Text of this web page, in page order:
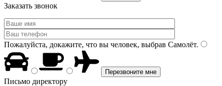
Заказать звонок
Пожалуйста, докажите, что вы человек, выбрав Самолёт.
Письмо директору